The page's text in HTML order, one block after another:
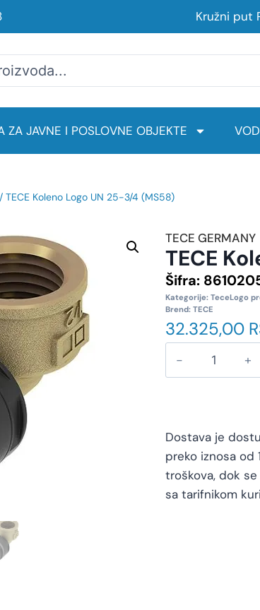
Kružni put
ZA JAVNE I POSLOVNE OBJEKTE
/ TECE Koleno Logo UN 25-3/4 (MS58)
TECE GERMANY
TECE
Šifra:
Kategorije: TeceLogo
Brend: TECE
32.325,00
Dostava je
preko iznosa
troškova, dok
sa tarifnikom